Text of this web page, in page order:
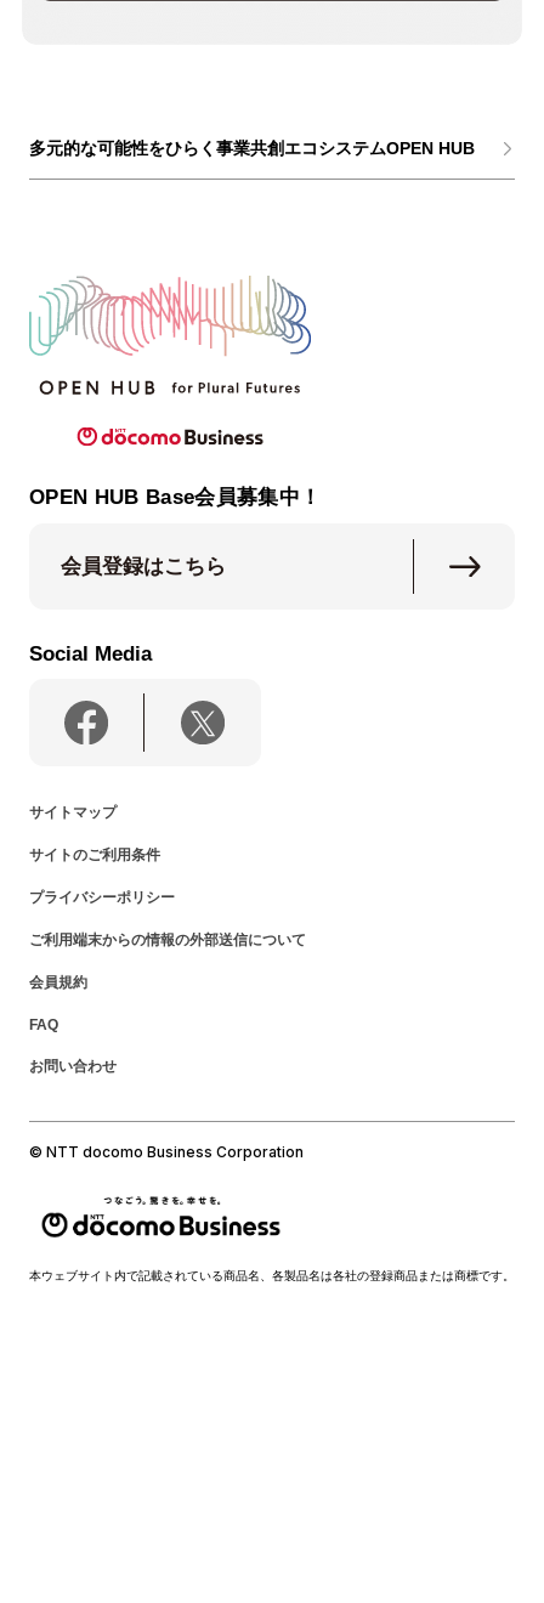
多元的な可能性をひらく事業共創エコシステムOPEN HUB
OPEN HUB Base会員募集中！
会員登録はこちら
Social Media
サイトマップ
サイトのご利用条件
プライバシーポリシー
ご利用端末からの情報の外部送信について
会員規約
FAQ
お問い合わせ
© NTT docomo Business Corporation
本ウェブサイト内で記載されている商品名、各製品名は各社の登録商品または商標です。